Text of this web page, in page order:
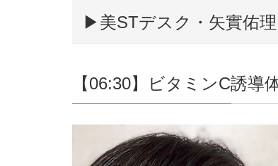
▶︎美STデスク・矢實佑理
【06:30】ビタミンC誘導